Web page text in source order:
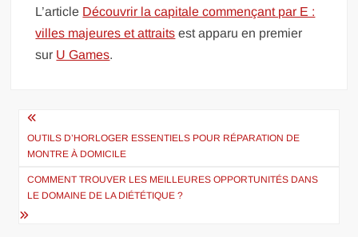
L’article Découvrir la capitale commençant par E :
villes majeures et attraits est apparu en premier
sur U Games.
Navigation
de
l’article
OUTILS D’HORLOGER ESSENTIELS POUR RÉPARATION DE
MONTRE À DOMICILE
COMMENT TROUVER LES MEILLEURES OPPORTUNITÉS DANS
LE DOMAINE DE LA DIÉTÉTIQUE ?